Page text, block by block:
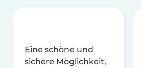
Eine schöne und
sichere Möglichkeit,